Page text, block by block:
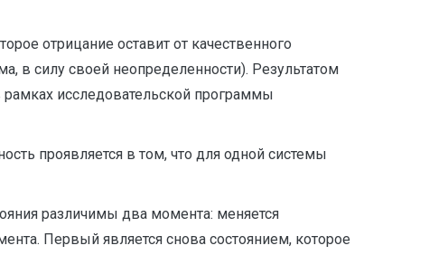
отрицание оставит от качественного
в силу своей неопределенности). Результатом
рамках исследовательской программы
проявляется в том, что для одной системы
различимы два момента: меняется
Первый является снова состоянием, которое